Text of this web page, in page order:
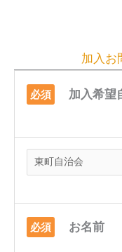
加入お
必須 加入希望
必須 お名前